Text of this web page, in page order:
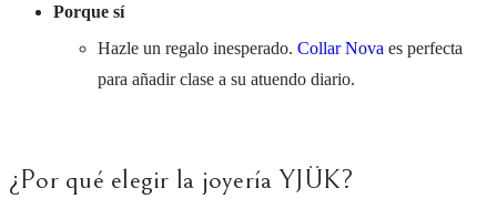
Porque sí
Hazle un regalo inesperado. Collar Nova es perfecta
para añadir clase a su atuendo diario.
¿Por qué elegir la joyería YJÜK?